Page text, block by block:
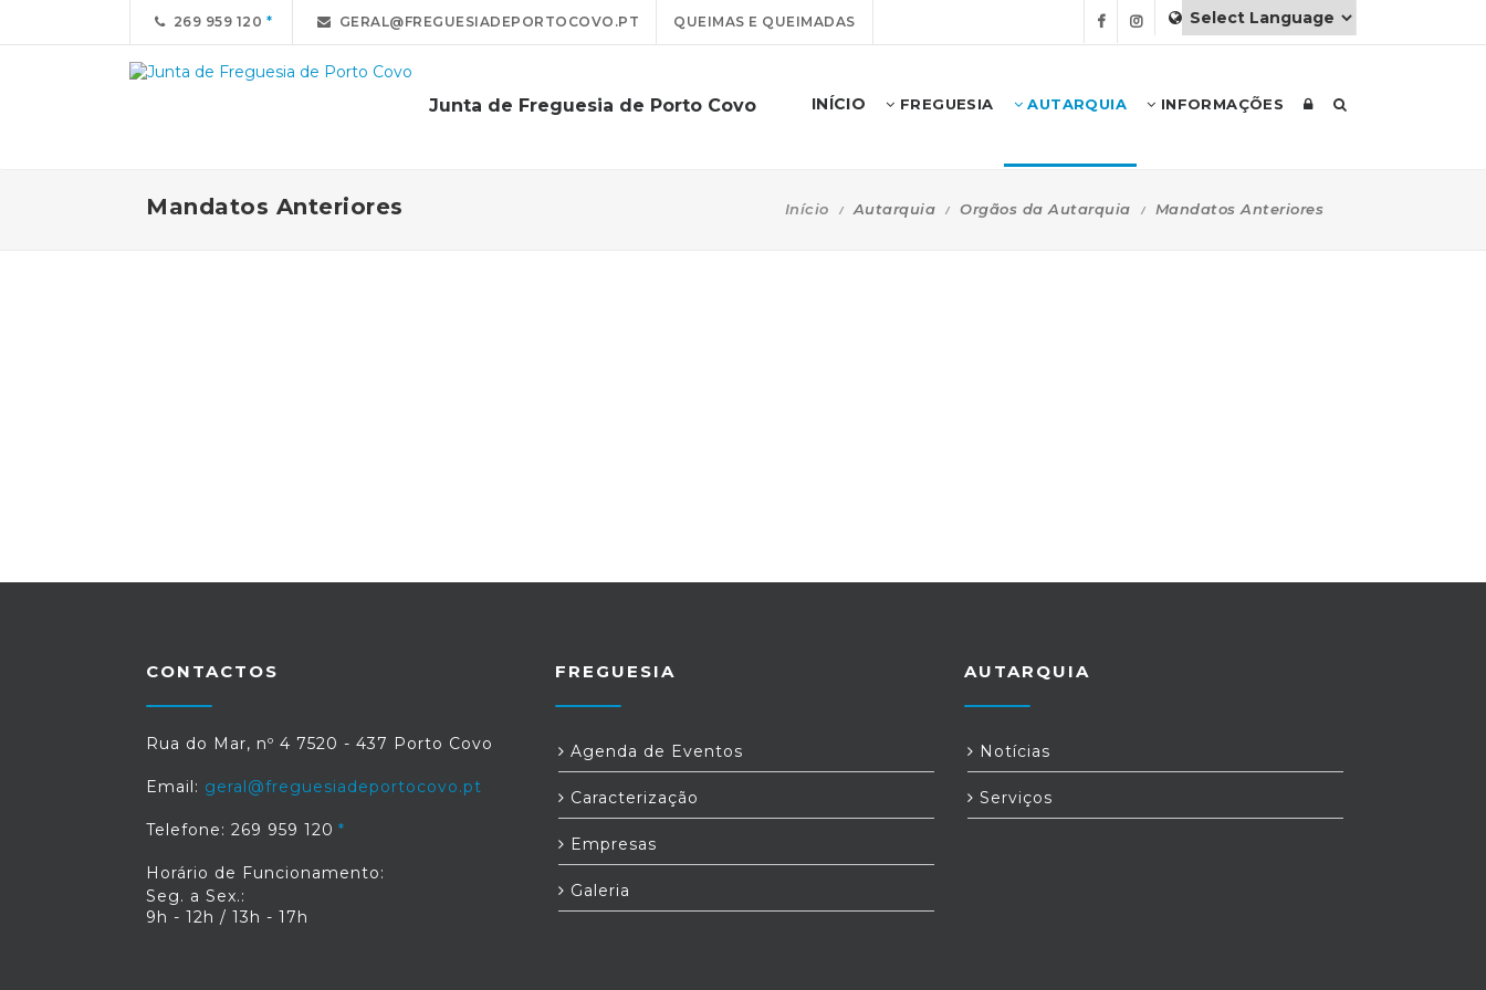
269 959 120 GERAL@FREGUESIADEPORTOCOVO.PT QUEIMAS E QUEIMADAS
Junta de Freguesia de Porto Covo INÍCIO FREGUESIA AUTARQUIA INFORMAÇÕES
Mandatos Anteriores Início Autarquia Orgãos da Autarquia Mandatos Anteriores
CONTACTOS
Rua do Mar, nº 4 7520 - 437 Porto Covo
Email: geral@freguesiadeportocovo.pt
Telefone: 269 959 120
Horário de Funcionamento:
Seg. a Sex.:
9h - 12h / 13h - 17h
FREGUESIA
Agenda de Eventos
Caracterização
Empresas
Galeria
AUTARQUIA
Notícias
Serviços